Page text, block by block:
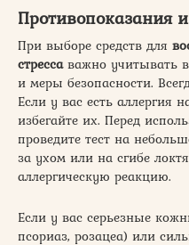
Противопоказания
При выборе средств для
стрессаважно учитывать
и меры безопасности.
Если у вас есть аллергия
избегайте их. Перед
проведите тест на
за ухом или на сгибе
аллергическую реакцию.
Если у вас серьезные
псориаз, розацеа) или